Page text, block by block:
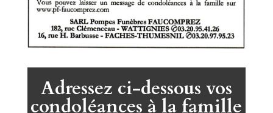
Adressez ci-dessous vos
condoléances à la famille